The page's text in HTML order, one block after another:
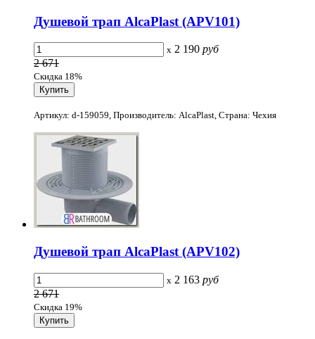
Душевой трап AlcaPlast (APV101)
x 2 190 руб
2 671
Скидка 18%
Артикул: d-159059, Производитель: AlcaPlast, Страна: Чехия
Душевой трап AlcaPlast (APV102)
x 2 163 руб
2 671
Скидка 19%